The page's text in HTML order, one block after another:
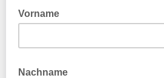
Vorname
Nachname